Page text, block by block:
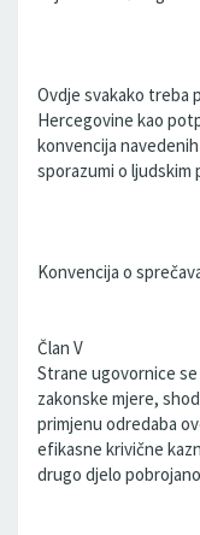
Ovdje svakako treba
Hercegovine kao
konvencija
sporazumi o ljudskim
Konvencija o
Član V
Strane ugovornice
zakonske mjere,
primjenu odredaba
efikasne krivične
drugo djelo